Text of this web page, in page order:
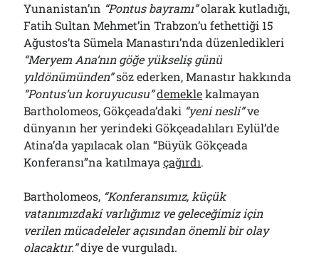
Yunanistan’ın “Pontus bayramı”olarak kutladığı,
Fatih Sultan Mehmet’in Trabzon’u fethettiği 15
Ağustos’ta Sümela Manastırı’nda düzenledikleri
“Meryem Ana’nın göğe yükseliş günü
yıldönümünden”söz ederken, Manastır hakkında
“Pontus’un koruyucusu”demeklekalmayan
Bartholomeos, Gökçeada’daki “yeni nesli”ve
dünyanın her yerindeki Gökçeadalıları Eylül’de
Atina’da yapılacak olan “Büyük Gökçeada
Konferansı”na katılmayaçağırdı.
Bartholomeos, “Konferansımız, küçük
vatanımızdaki varlığımız ve geleceğimiz için
verilen mücadeleler açısından önemli bir olay
olacaktır.”diye de vurguladı.